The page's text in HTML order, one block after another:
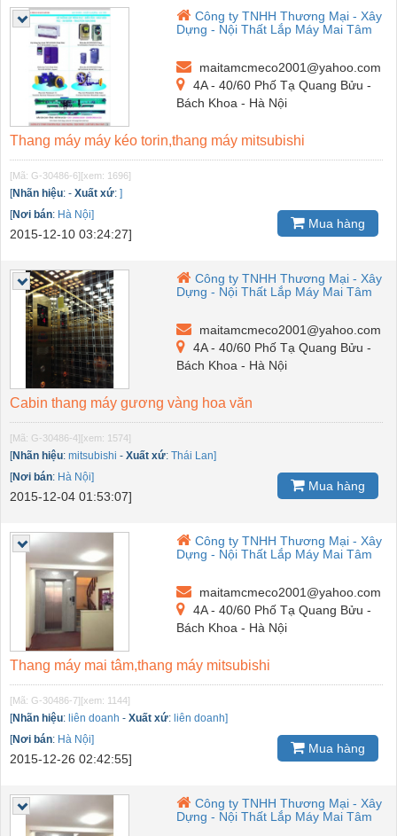
Công ty TNHH Thương Mại - Xây
Dựng - Nội Thất Lắp Máy Mai Tâm
maitamcmeco2001@yahoo.com
4A - 40/60 Phố Tạ Quang Bửu -
Bách Khoa - Hà Nội
Thang máy máy kéo torin,thang máy mitsubishi
[Mã: G-30486-6][xem: 1696]
[Nhãn hiệu: - Xuất xứ: ]
[Nơi bán: Hà Nội]
2015-12-10 03:24:27]
Mua hàng
Công ty TNHH Thương Mại - Xây
Dựng - Nội Thất Lắp Máy Mai Tâm
maitamcmeco2001@yahoo.com
4A - 40/60 Phố Tạ Quang Bửu -
Bách Khoa - Hà Nội
Cabin thang máy gương vàng hoa văn
[Mã: G-30486-4][xem: 1574]
[Nhãn hiệu: mitsubishi - Xuất xứ: Thái Lan]
[Nơi bán: Hà Nội]
2015-12-04 01:53:07]
Mua hàng
Công ty TNHH Thương Mại - Xây
Dựng - Nội Thất Lắp Máy Mai Tâm
maitamcmeco2001@yahoo.com
4A - 40/60 Phố Tạ Quang Bửu -
Bách Khoa - Hà Nội
Thang máy mai tâm,thang máy mitsubishi
[Mã: G-30486-7][xem: 1144]
[Nhãn hiệu: liên doanh - Xuất xứ: liên doanh]
[Nơi bán: Hà Nội]
2015-12-26 02:42:55]
Mua hàng
Công ty TNHH Thương Mại - Xây
Dựng - Nội Thất Lắp Máy Mai Tâm